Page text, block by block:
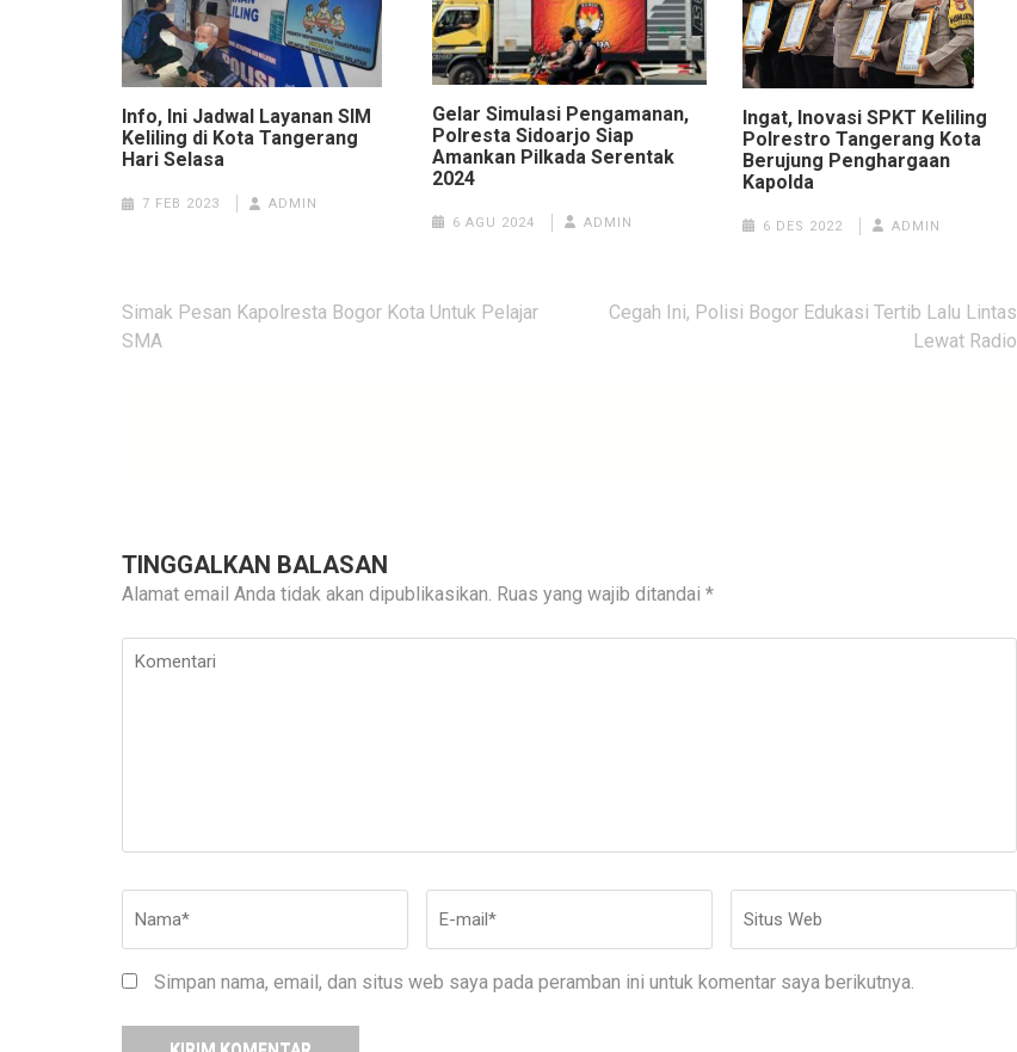
Info, Ini Jadwal Layanan SIM
Keliling di Kota Tangerang
Hari Selasa
7 FEB 2023 ADMIN
Gelar Simulasi Pengamanan,
Polresta Sidoarjo Siap
Amankan Pilkada Serentak
2024
6 AGU 2024 ADMIN
Ingat, Inovasi SPKT Keliling
Polrestro Tangerang Kota
Berujung Penghargaan
Kapolda
6 DES 2022 ADMIN
Navigasi
pos
Simak Pesan Kapolresta Bogor Kota Untuk Pelajar
SMA
Cegah Ini, Polisi Bogor Edukasi Tertib Lalu Lintas
Lewat Radio
TINGGALKAN BALASAN
Alamat email Anda tidak akan dipublikasikan. Ruas yang wajib ditandai *
Komentari
mail*
Web
Simpan nama, email, dan situs web saya pada peramban ini untuk komentar saya berikutnya.